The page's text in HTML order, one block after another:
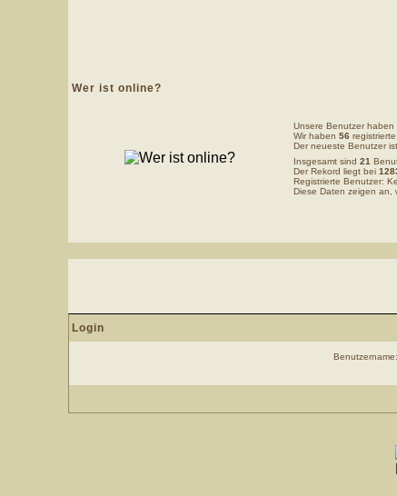
Wer ist online?
Unsere Benutzer haben
Wir haben 56
Der neueste Benutzer ist
Insgesamt sind 21
Der Rekord liegt bei
Registrierte Benutzer:
Diese Daten zeigen an,
Login
Benutzername: